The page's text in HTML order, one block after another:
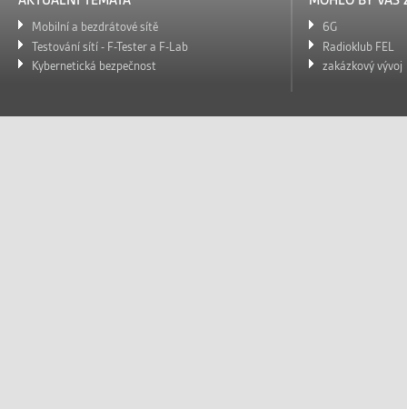
Mobilní a bezdrátové sítě
Testování sítí - F-Tester a F-Lab
Kybernetická bezpečnost
6G
Radioklub FEL
zakázkový vývoj